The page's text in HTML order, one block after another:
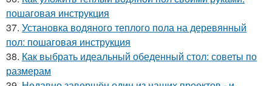
пошаговая инструкция
37. Установка водяного теплого пола на деревянный
пол: пошаговая инструкция
38. Как выбрать идеальный обеденный стол: советы по
размерам